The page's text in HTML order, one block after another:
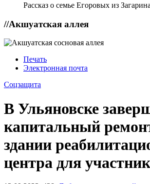
Рассказ о семье Егоровых из
//Акшуатская аллея
Печать
Электронная почта
Соцзащита
В Ульяновске
капитальный
здании
центра для